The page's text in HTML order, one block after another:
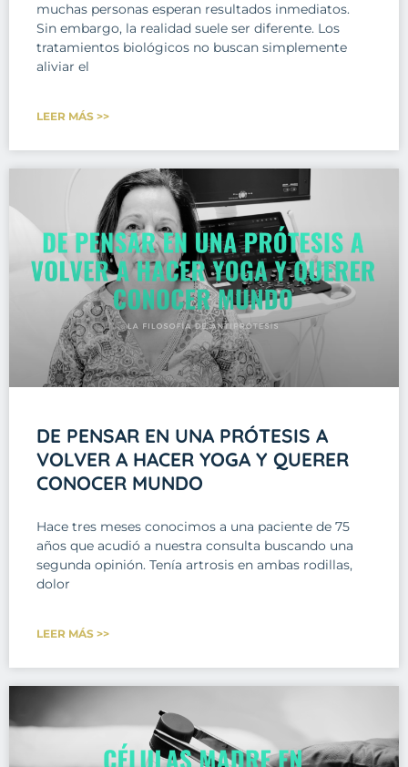
muchas personas esperan resultados inmediatos.
Sin embargo, la realidad suele ser diferente. Los
tratamientos biológicos no buscan simplemente
aliviar el
LEER MÁS >>
DE PENSAR EN UNA PRÓTESIS A
VOLVER A HACER YOGA Y QUERER
CONOCER MUNDO
Hace tres meses conocimos a una paciente de 75
años que acudió a nuestra consulta buscando una
segunda opinión. Tenía artrosis en ambas rodillas,
dolor
LEER MÁS >>